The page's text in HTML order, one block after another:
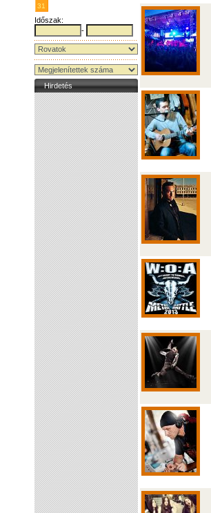
31
Időszak:
-
Hirdetés